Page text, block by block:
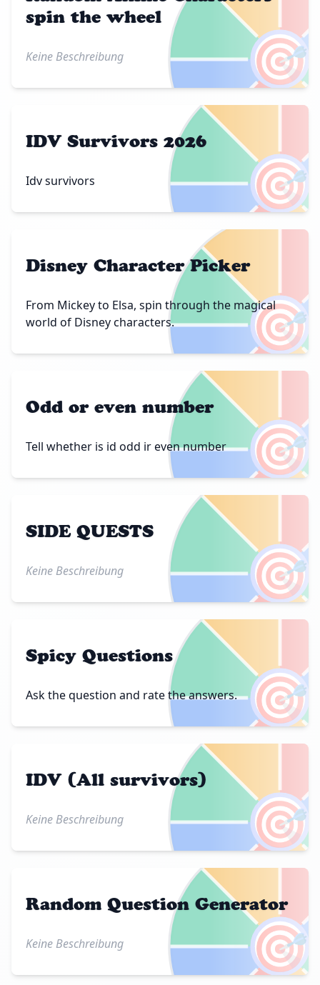
🎯
spin the wheel
Keine Beschreibung
🎯
IDV Survivors 2026
Idv survivors
🎯
Disney Character Picker
From Mickey to Elsa, spin through the magical
world of Disney characters.
🎯
Odd or even number
Tell whether is id odd ir even number
🎯
SIDE QUESTS
Keine Beschreibung
🎯
Spicy Questions
Ask the question and rate the answers.
🎯
IDV (All survivors)
Keine Beschreibung
🎯
Random Question Generator
Keine Beschreibung